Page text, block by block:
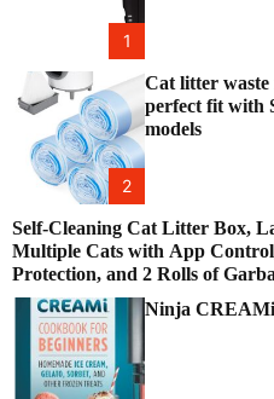
1
2
Cat litter waste
perfect fit with
models
Self-Cleaning Cat Litter Box,
Multiple Cats with App
Protection, and 2 Rolls of
Ninja CREAMi